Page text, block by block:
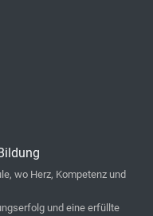
wo Herz, Kompetenz und
und eine erfüllte